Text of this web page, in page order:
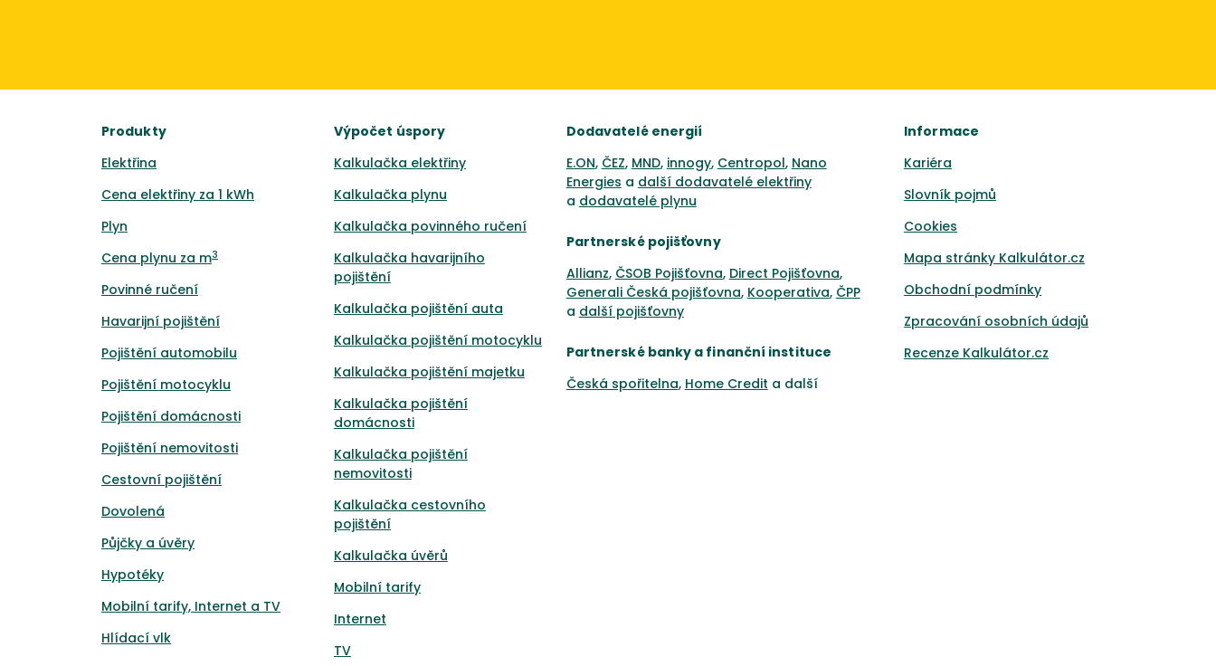
Produkty
Elektřina
Cena elektřiny za 1 kWh
Plyn
Cena plynu za m3
Povinné ručení
Havarijní pojištění
Pojištění automobilu
Pojištění motocyklu
Pojištění domácnosti
Pojištění nemovitosti
Cestovní pojištění
Dovolená
Půjčky a úvěry
Hypotéky
Mobilní tarify, Internet a TV
Hlídací vlk
Výpočet úspory
Kalkulačka elektřiny
Kalkulačka plynu
Kalkulačka povinného ručení
Kalkulačka havarijního
pojištění
Kalkulačka pojištění auta
Kalkulačka pojištění motocyklu
Kalkulačka pojištění majetku
Kalkulačka pojištění
domácnosti
Kalkulačka pojištění
nemovitosti
Kalkulačka cestovního
pojištění
Kalkulačka úvěrů
Mobilní tarify
Internet
TV
Dodavatelé energií
E.ON, ČEZ, MND, innogy, Centropol, Nano
Energies a další dodavatelé elektřiny
a dodavatelé plynu
Partnerské pojišťovny
Allianz, ČSOB Pojišťovna, Direct Pojišťovna,
Generali Česká pojišťovna, Kooperativa, ČPP
a další pojišťovny
Partnerské banky a finanční instituce
Česká spořitelna, Home Credit a další
Informace
Kariéra
Slovník pojmů
Cookies
Mapa stránky Kalkulátor.cz
Obchodní podmínky
Zpracování osobních údajů
Recenze Kalkulátor.cz